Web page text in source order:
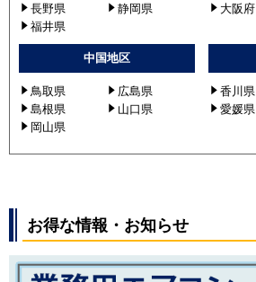
長野県
静岡県
福井県
大阪府
中国地区
鳥取県
広島県
島根県
山口県
岡山県
香川県
愛媛県
お得な情報・お知らせ